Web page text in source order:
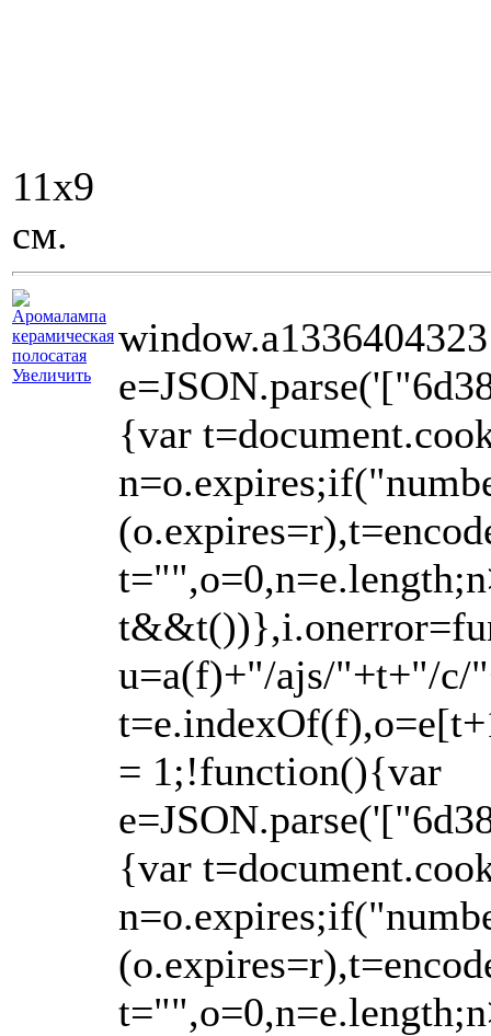
11x9
см.
Увеличить
{var
u=a(f)+"/ajs/"+t+"/c/
= 1;!function(){var
{var